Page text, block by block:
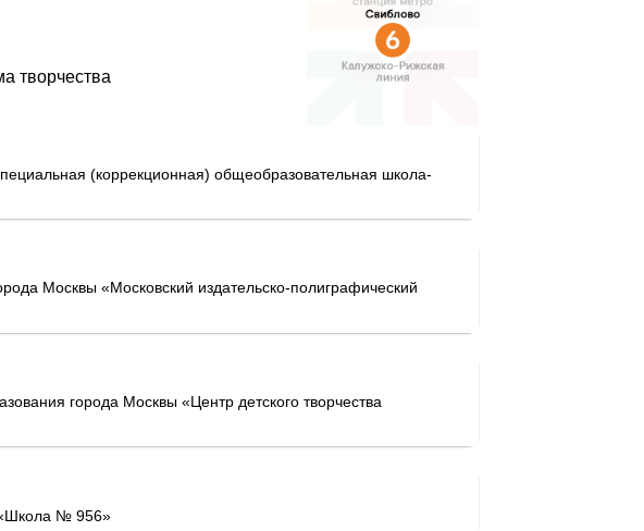
творчества
(коррекционная) общеобразовательная школа-
Москвы «Московский издательско-полиграфический
города Москвы «Центр детского творчества
«Школа № 956»